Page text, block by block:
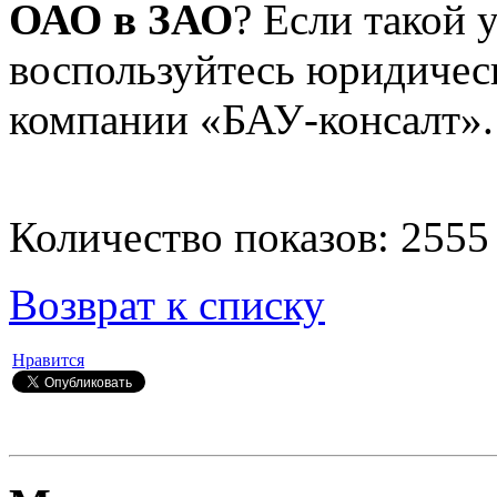
ОАО в ЗАО? Если такой
воспользуйтесь
компании «БАУ-
Количество показов: 2555
Возврат к списку
Нравится